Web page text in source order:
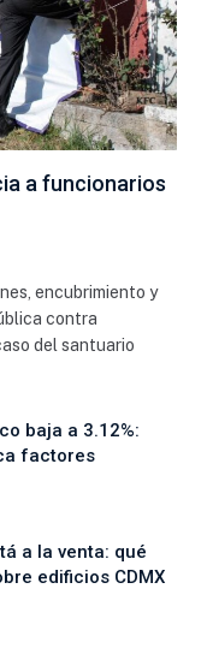
a funcionarios
encubrimiento y
contra
del santuario
baja a 3.12%:
factores
a la venta: qué
edificios CDMX